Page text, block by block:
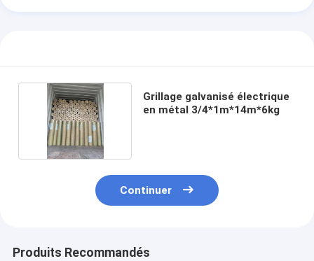
Grillage galvanisé électrique
en métal 3/4*1m*14m*6kg
Continuer
Produits Recommandés